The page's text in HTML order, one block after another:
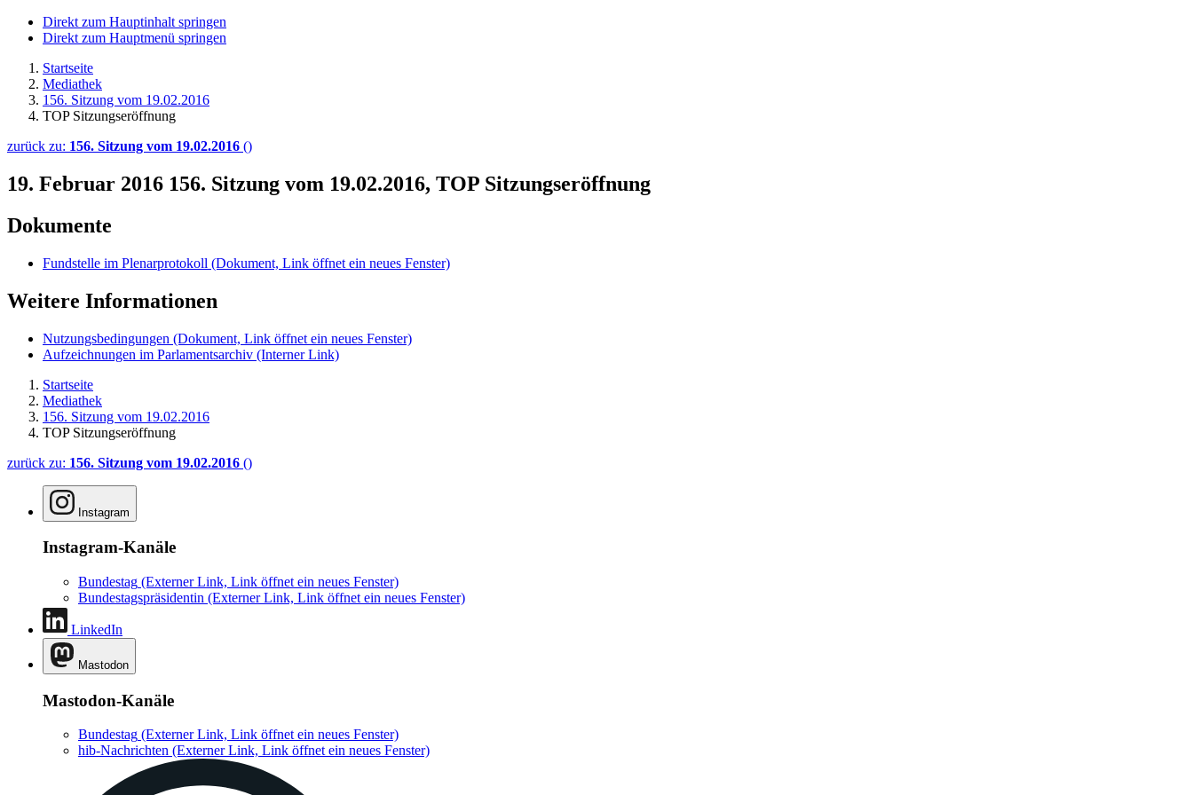
Direkt zum Hauptinhalt springen
Direkt zum Hauptmenü springen
Startseite
Mediathek
156. Sitzung vom 19.02.2016
TOP Sitzungseröffnung
zurück zu: 156. Sitzung vom 19.02.2016 ()
19. Februar 2016 156. Sitzung vom 19.02.2016, TOP Sitzungseröffnung
Dokumente
Fundstelle im Plenarprotokoll (Dokument, Link öffnet ein neues Fenster)
Weitere Informationen
Nutzungsbedingungen (Dokument, Link öffnet ein neues Fenster)
Aufzeichnungen im Parlamentsarchiv (Interner Link)
Startseite
Mediathek
156. Sitzung vom 19.02.2016
TOP Sitzungseröffnung
zurück zu: 156. Sitzung vom 19.02.2016 ()
Instagram
Instagram-Kanäle
Bundestag (Externer Link, Link öffnet ein neues Fenster)
Bundestagspräsidentin (Externer Link, Link öffnet ein neues Fenster)
LinkedIn
Mastodon
Mastodon-Kanäle
Bundestag (Externer Link, Link öffnet ein neues Fenster)
hib-Nachrichten (Externer Link, Link öffnet ein neues Fenster)